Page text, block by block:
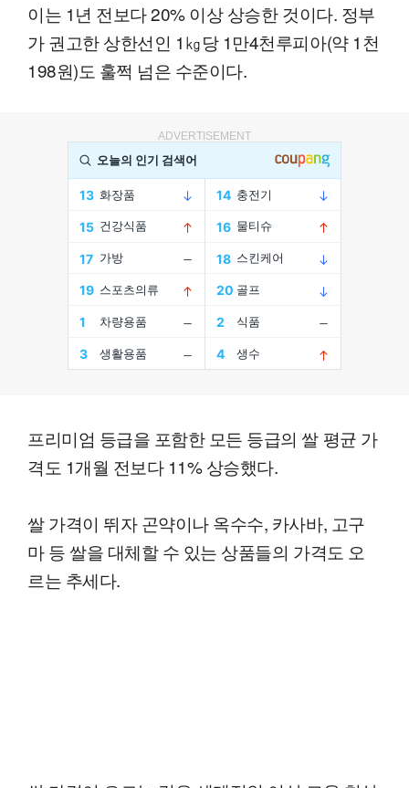
이는 1년 전보다 20% 이상 상승한 것이다. 정부
가 권고한 상한선인 1㎏당 1만4천루피아(약 1천
198원)도 훌쩍 넘은 수준이다.
ADVERTISEMENT
프리미엄 등급을 포함한 모든 등급의 쌀 평균 가
격도 1개월 전보다 11% 상승했다.
쌀 가격이 뛰자 곤약이나 옥수수, 카사바, 고구
마 등 쌀을 대체할 수 있는 상품들의 가격도 오
르는 추세다.